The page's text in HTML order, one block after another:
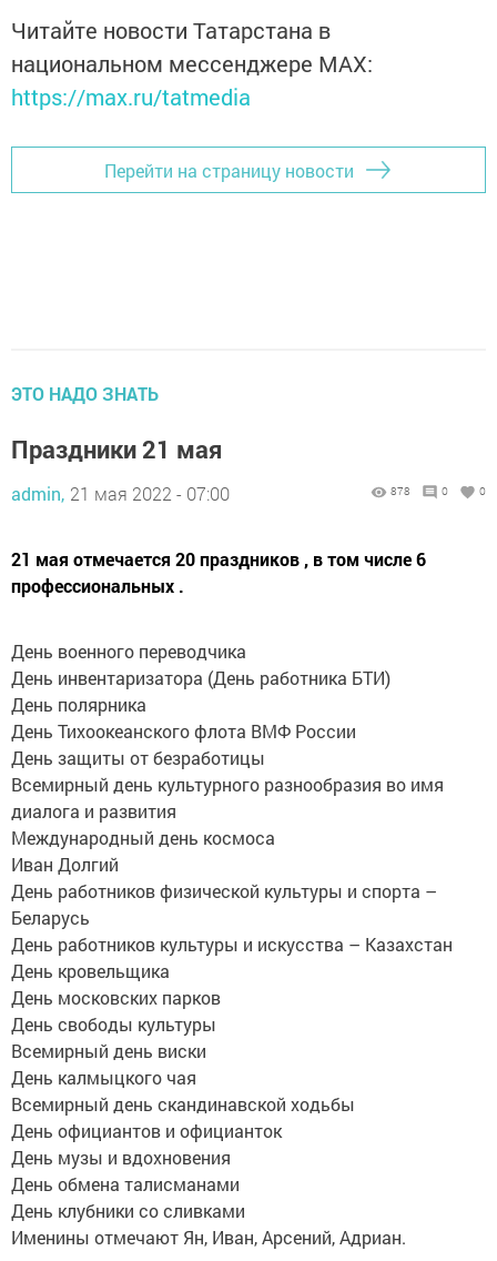
Читайте новости Татарстана в
национальном мессенджере MАХ:
https://max.ru/tatmedia
Перейти на страницу новости
ЭТО НАДО ЗНАТЬ
Праздники 21 мая
admin, 21 мая 2022 - 07:00 878 0 0
21 мая отмечается 20 праздников , в том числе 6
профессиональных .
День военного переводчика
День инвентаризатора (День работника БТИ)
День полярника
День Тихоокеанского флота ВМФ России
День защиты от безработицы
Всемирный день культурного разнообразия во имя
диалога и развития
Международный день космоса
Иван Долгий
День работников физической культуры и спорта –
Беларусь
День работников культуры и искусства – Казахстан
День кровельщика
День московских парков
День свободы культуры
Всемирный день виски
День калмыцкого чая
Всемирный день скандинавской ходьбы
День официантов и официанток
День музы и вдохновения
День обмена талисманами
День клубники со сливками
Именины отмечают Ян, Иван, Арсений, Адриан.